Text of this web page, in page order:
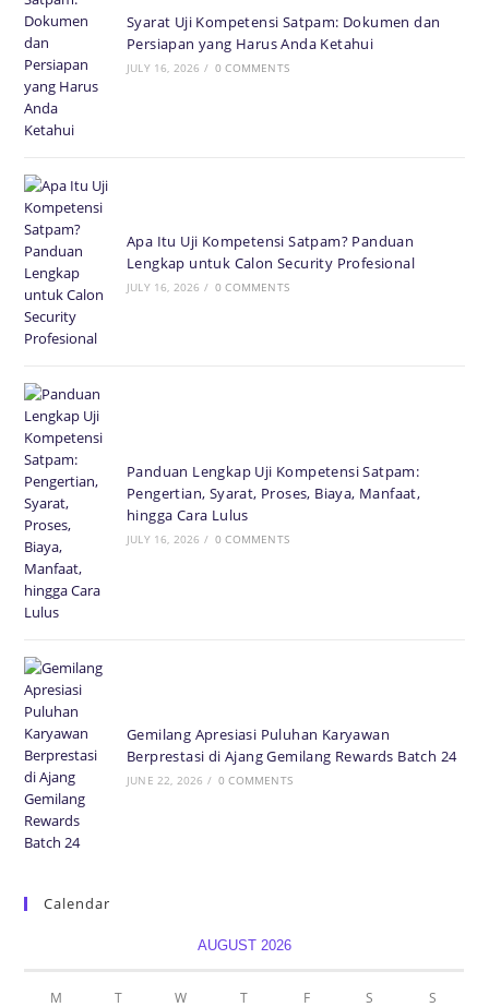
Syarat Uji Kompetensi Satpam: Dokumen dan
Persiapan yang Harus Anda Ketahui
JULY 16, 2026 / 0 COMMENTS
Apa Itu Uji Kompetensi Satpam? Panduan
Lengkap untuk Calon Security Profesional
JULY 16, 2026 / 0 COMMENTS
Panduan Lengkap Uji Kompetensi Satpam:
Pengertian, Syarat, Proses, Biaya, Manfaat,
hingga Cara Lulus
JULY 16, 2026 / 0 COMMENTS
Gemilang Apresiasi Puluhan Karyawan
Berprestasi di Ajang Gemilang Rewards Batch 24
JUNE 22, 2026 / 0 COMMENTS
Calendar
AUGUST 2026
M T W T F S S